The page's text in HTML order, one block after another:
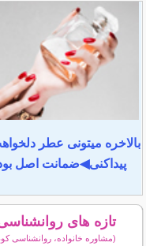
بالاخره میتونی عطر
پیداکنی◀ضمانت اصل
تازه های
(مشاوره خانواده، روانشناسی